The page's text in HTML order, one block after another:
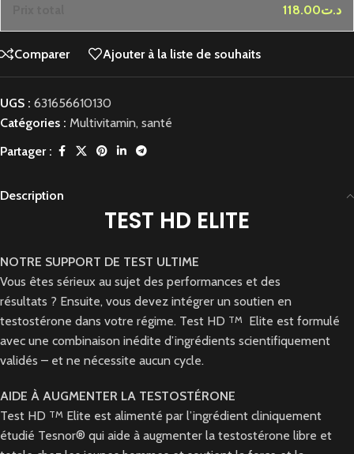
118.00د.ت
Comparer Ajouter à la liste de souhaits
UGS : 631656610130
Catégories : Multivitamin, santé
Partager :
Description
TEST HD ELITE
NOTRE SUPPORT DE TEST ULTIME
Vous êtes sérieux au sujet des performances et des
résultats ? Ensuite, vous devez intégrer un soutien en
testostérone dans votre régime. Test HD TM
Elite est formulé
avec une combinaison inédite d’ingrédients scientifiquement
validés – et ne nécessite aucun cycle.
AIDE À AUGMENTER LA TESTOSTÉRONE
Test HD TM Elite est alimenté par l’ingrédient cliniquement
étudié Tesnor® qui aide à augmenter la testostérone libre et